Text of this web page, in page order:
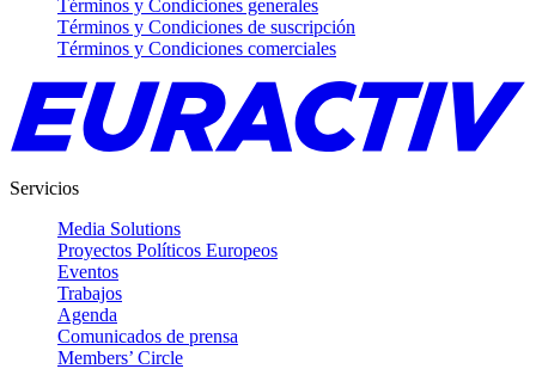
Términos y Condiciones generales
Términos y Condiciones de suscripción
Términos y Condiciones comerciales
Servicios
Media Solutions
Proyectos Políticos Europeos
Eventos
Trabajos
Agenda
Comunicados de prensa
Members’ Circle